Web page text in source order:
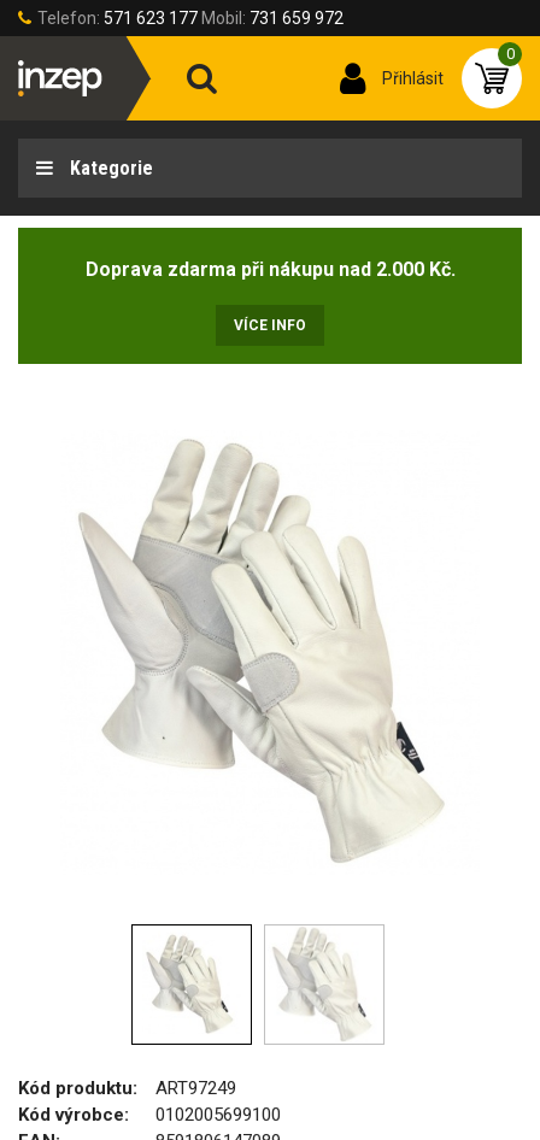
Telefon: 571 623 177 Mobil: 731 659 972
Přihlásit
0
Kategorie
Doprava zdarma při nákupu nad 2.000 Kč.
VÍCE INFO
Kód produktu:
ART97249
Kód výrobce:
0102005699100